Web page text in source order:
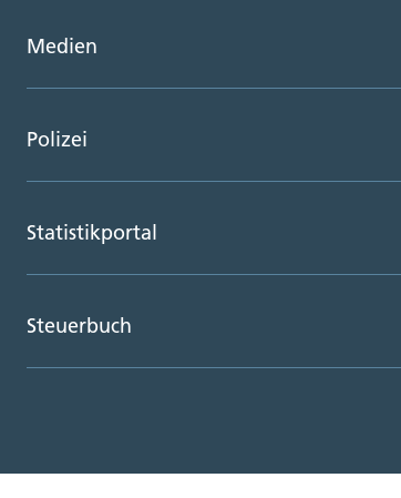
Medien
Polizei
Statistikportal
Steuerbuch